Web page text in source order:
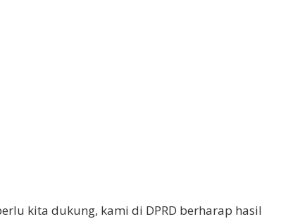
kita dukung, kami di DPRD berharap hasil